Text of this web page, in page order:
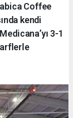
Coffee
kendi
3-1